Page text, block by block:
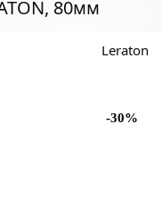
80мм
Leraton
-30%